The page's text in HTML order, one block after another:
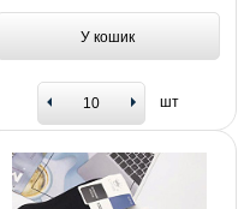
У кошик
шт